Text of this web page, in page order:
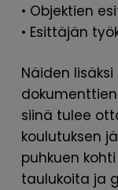
• Objektien
• Esittäjän
Näiden
siinä tulee
koulutuksen
puhkuen
taulukoita ja